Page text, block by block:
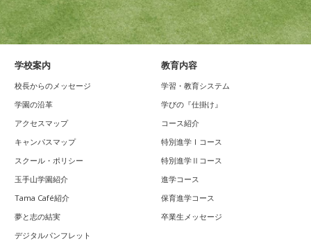
学校案内
校長からのメッセージ
学園の沿革
アクセスマップ
キャンパスマップ
スクール・ポリシー
玉手山学園紹介
Tama Café紹介
夢と志の結実
デジタルパンフレット
教育内容
学習・教育システム
学びの『仕掛け』
コース紹介
特別進学Ⅰコース
特別進学Ⅱコース
進学コース
保育進学コース
卒業生メッセージ